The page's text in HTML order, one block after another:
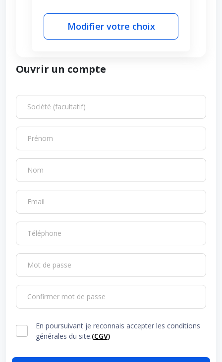
Modifier votre choix
Ouvrir un compte
Société (facultatif)
Prénom
Nom
Email
Téléphone
Mot de passe
Confirmer mot de passe
En poursuivant je reconnais accepter les conditions
générales du site.(CGV)